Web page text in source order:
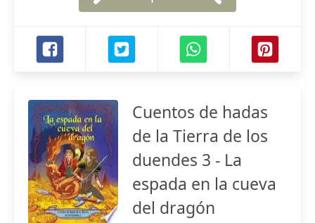
Cuentos de hadas
de la Tierra de los
duendes 3 - La
espada en la cueva
del dragón